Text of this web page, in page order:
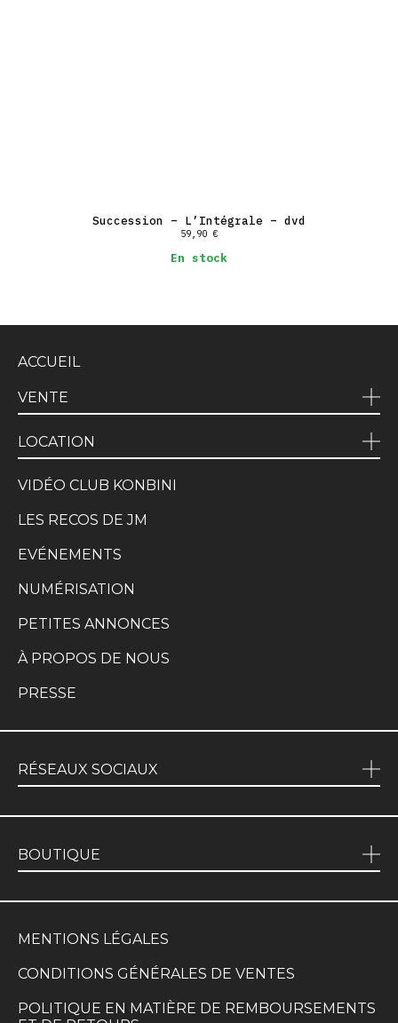
Succession – L’Intégrale – dvd
59,90 €
En stock
ACCUEIL
VENTE
LOCATION
VIDÉO CLUB KONBINI
LES RECOS DE JM
EVÉNEMENTS
NUMÉRISATION
PETITES ANNONCES
À PROPOS DE NOUS
PRESSE
RÉSEAUX SOCIAUX
BOUTIQUE
MENTIONS LÉGALES
CONDITIONS GÉNÉRALES DE VENTES
POLITIQUE EN MATIÈRE DE REMBOURSEMENTS